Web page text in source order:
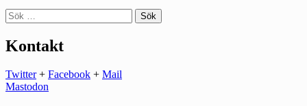
Sök
efter:
Kontakt
Twitter+ Facebook + Mail
Mastodon